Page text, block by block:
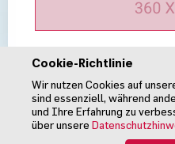
Cookie-Richtlinie
Wir nutzen Cookies auf
sind essenziell, während
und Ihre Erfahrung zu
über unsere